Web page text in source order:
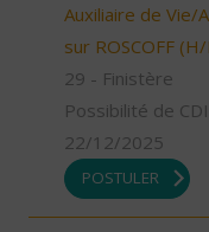
Auxiliaire de Vie/
sur ROSCOFF (H/
29 - Finistère
Possibilité de
22/12/2025
POSTULER